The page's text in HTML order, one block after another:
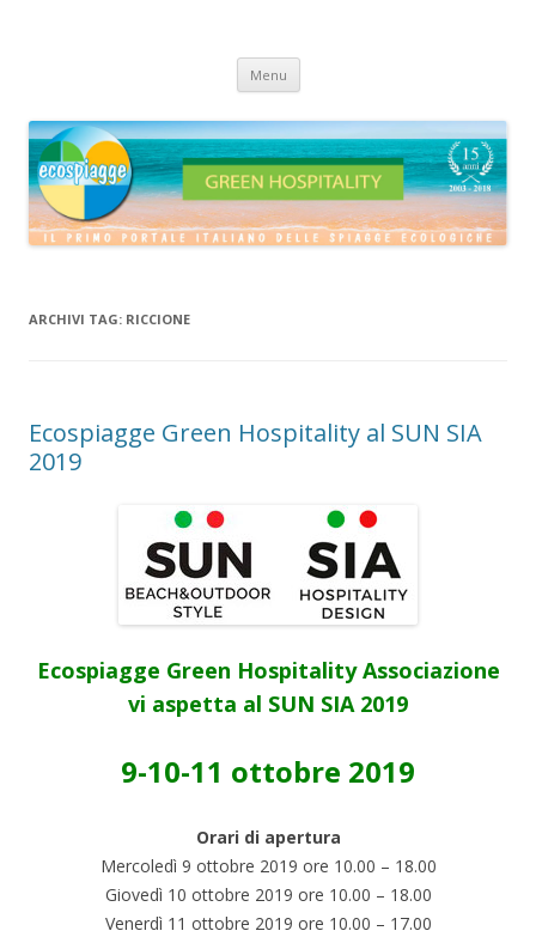
Menu Vai
contenuto
ARCHIVI TAG: RICCIONE
Ecospiagge Green Hospitality al SUN SIA
2019
Ecospiagge Green Hospitality Associazione
vi aspetta al SUN SIA 2019
9-10-11 ottobre 2019
Orari di apertura
Mercoledì 9 ottobre 2019 ore 10.00 – 18.00
Giovedì 10 ottobre 2019 ore 10.00 – 18.00
Venerdì 11 ottobre 2019 ore 10.00 – 17.00